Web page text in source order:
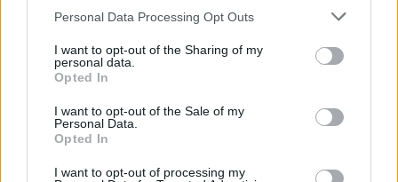
Personal Data Processing Opt Outs
I want to opt-out of the Sharing of my
personal data.
Opted In
I want to opt-out of the Sale of my
Personal Data.
Opted In
I want to opt-out of processing my
pristatoma ne daugiau nei 4 proc. visų LP
pristatoma siunta netelpa į paštomatą, kurį
savo užsakyme nurodė klientas. Svarbu
pažymėti, kad alternatyvus paštomatas būna
nutolęs ne daugiau kaip 2 km nuo kliento
pageidaujamo paštomato“, – portalui